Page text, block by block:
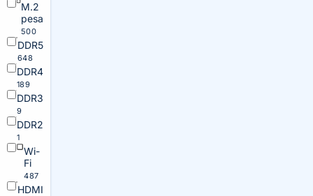
M.2
pesa
500
DDR5
648
DDR4
189
DDR3
9
DDR2
1
Wi-
Fi
487
HDMI